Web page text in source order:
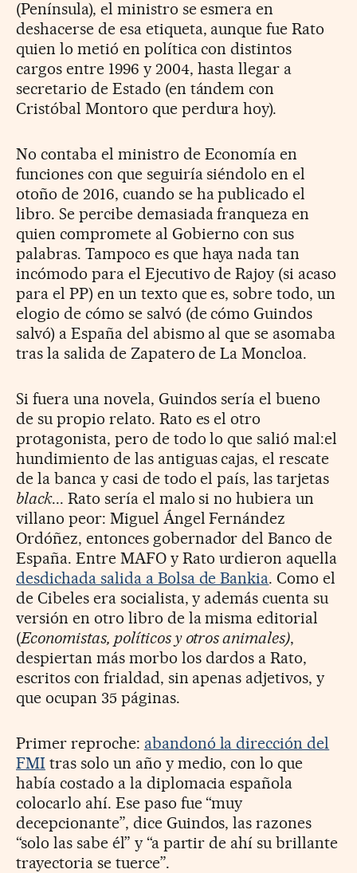
(Península), el ministro se esmera en
deshacerse de esa etiqueta, aunque fue Rato
quien lo metió en política con distintos
cargos entre 1996 y 2004, hasta llegar a
secretario de Estado (en tándem con
Cristóbal Montoro que perdura hoy).
No contaba el ministro de Economía en
funciones con que seguiría siéndolo en el
otoño de 2016, cuando se ha publicado el
libro. Se percibe demasiada franqueza en
quien compromete al Gobierno con sus
palabras. Tampoco es que haya nada tan
incómodo para el Ejecutivo de Rajoy (si acaso
para el PP) en un texto que es, sobre todo, un
elogio de cómo se salvó (de cómo Guindos
salvó) a España del abismo al que se asomaba
tras la salida de Zapatero de La Moncloa.
Si fuera una novela, Guindos sería el bueno
de su propio relato. Rato es el otro
protagonista, pero de todo lo que salió mal:el
hundimiento de las antiguas cajas, el rescate
de la banca y casi de todo el país, las tarjetas
black... Rato sería el malo si no hubiera un
villano peor: Miguel Ángel Fernández
Ordóñez, entonces gobernador del Banco de
España. Entre MAFO y Rato urdieron aquella
desdichada salida a Bolsa de Bankia. Como el
de Cibeles era socialista, y además cuenta su
versión en otro libro de la misma editorial
(Economistas, políticos y otros animales),
despiertan más morbo los dardos a Rato,
escritos con frialdad, sin apenas adjetivos, y
que ocupan 35 páginas.
Primer reproche: abandonó la dirección del
FMI tras solo un año y medio, con lo que
había costado a la diplomacia española
colocarlo ahí. Ese paso fue “muy
decepcionante”, dice Guindos, las razones
“solo las sabe él” y “a partir de ahí su brillante
trayectoria se tuerce”.